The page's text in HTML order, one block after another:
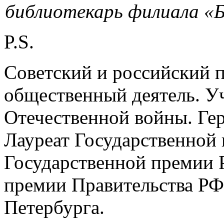
библиотекарь филиала
P.S.
Советский и российский
общественный деятель.
Отечественной войны.
Лауреат
Государственной
премии Правительства
Петербурга.